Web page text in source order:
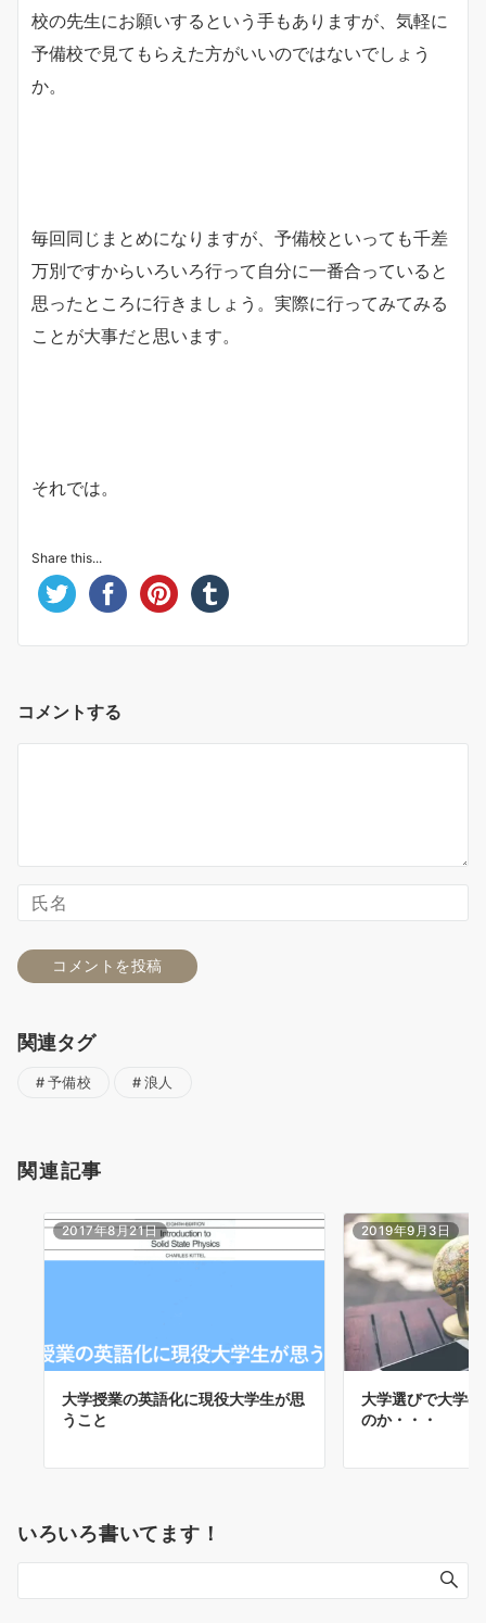
校の先生にお願いするという手もありますが、気軽に
予備校で見てもらえた方がいいのではないでしょう
か。
毎回同じまとめになりますが、予備校といっても千差
万別ですからいろいろ行って自分に一番合っていると
思ったところに行きましょう。実際に行ってみてみる
ことが大事だと思います。
それでは。
Share this...
コメントする
関連タグ
予備校 浪人
関連記事
2017年8月21日
大学授業の英語化に現役大学生が思
うこと
2019年9月3日
大学選びで大学
のか・・・
いろいろ書いてます！